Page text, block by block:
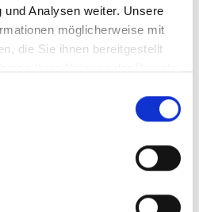
Analysen weiter. Unsere
möglicherweise mit
die Sie ihnen bereitgestellt
und Einarbeitung durch
sowie Mitarbeitern vor
Lehrer
und Familie